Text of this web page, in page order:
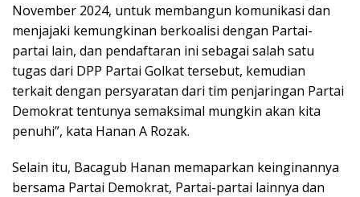
November 2024, untuk membangun komunikasi dan
menjajaki kemungkinan berkoalisi dengan Partai-
partai lain, dan pendaftaran ini sebagai salah satu
tugas dari DPP Partai Golkat tersebut, kemudian
terkait dengan persyaratan dari tim penjaringan Partai
Demokrat tentunya semaksimal mungkin akan kita
penuhi”, kata Hanan A Rozak.
Selain itu, Bacagub Hanan memaparkan keinginannya
bersama Partai Demokrat, Partai-partai lainnya dan